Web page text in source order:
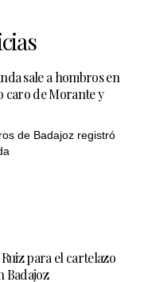
sale a hombros en
caro de Morante y
de Badajoz registró
Ruiz para el cartelazo
Badajoz